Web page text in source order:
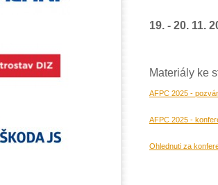
19. - 20. 11.
Materiály ke
AFPC 2025 -
AFPC 2025 -
Ohlednuti za